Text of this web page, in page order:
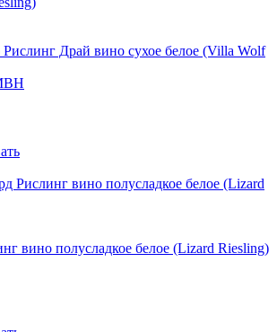
Драй вино сухое белое (Villa Wolf
вино полусладкое белое (Lizard Riesling)